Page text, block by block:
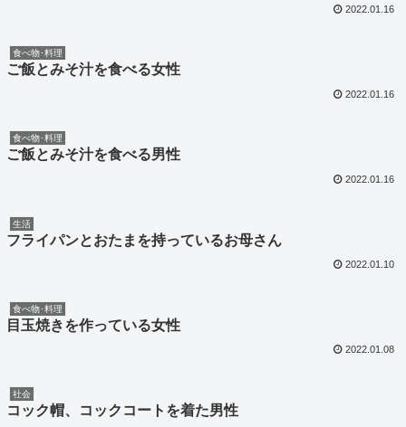
2022.01.16
食べ物･料理
ご飯とみそ汁を食べる女性
2022.01.16
食べ物･料理
ご飯とみそ汁を食べる男性
2022.01.16
生活
フライパンとおたまを持っているお母さん
2022.01.10
食べ物･料理
目玉焼きを作っている女性
2022.01.08
社会
コック帽、コックコートを着た男性